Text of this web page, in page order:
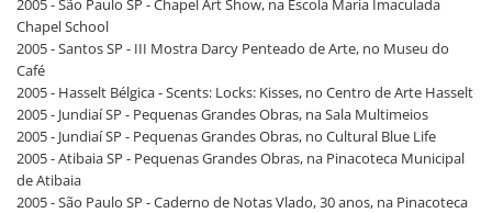
2005 - São Paulo SP - Chapel Art Show, na Escola Maria Imaculada
Chapel School
2005 - Santos SP - III Mostra Darcy Penteado de Arte, no Museu do
Café
2005 - Hasselt Bélgica - Scents: Locks: Kisses, no Centro de Arte Hasselt
2005 - Jundiaí SP - Pequenas Grandes Obras, na Sala Multimeios
2005 - Jundiaí SP - Pequenas Grandes Obras, no Cultural Blue Life
2005 - Atibaia SP - Pequenas Grandes Obras, na Pinacoteca Municipal
de Atibaia
2005 - São Paulo SP - Caderno de Notas Vlado, 30 anos, na Pinacoteca